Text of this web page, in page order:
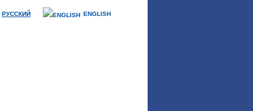
РУССКИЙ ENGLISH